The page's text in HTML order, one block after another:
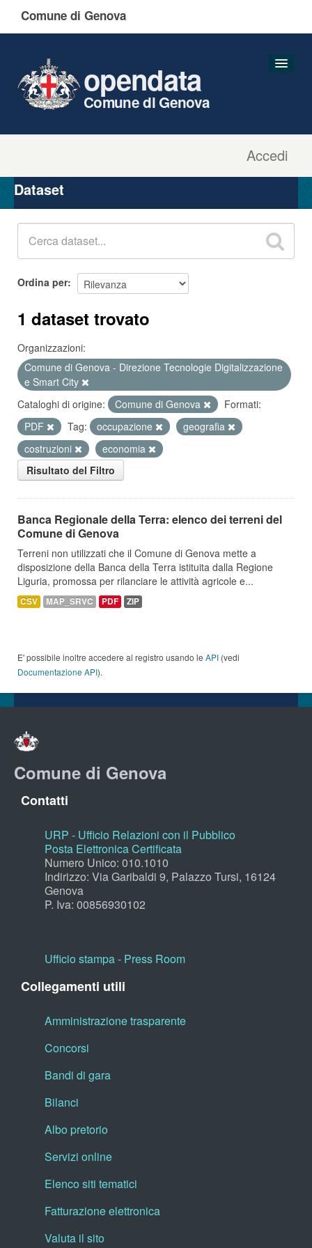
Comune di Genova
Accedi
opendata
Comune di Genova
Organizzazioni
Gruppi
Dataset
Ordina per
1 dataset trovato
Organizzazioni:
Comune di Genova - Direzione Tecnologie Digitalizzazione
e Smart City
Cataloghi di origine:
Comune di Genova
Formati:
PDF
Tag: occupazione
geografia
costruzioni
economia
Risultato del Filtro
Banca Regionale della Terra: elenco dei terreni del
Comune di Genova
Terreni non utilizzati che il Comune di Genova mette a
disposizione della Banca della Terra istituita dalla Regione
Liguria, promossa per rilanciare le attività agricole e...
CSV MAP_SRVC PDF ZIP
E' possibile inoltre accedere al registro usando le API (vedi
Documentazione API).
Comune di Genova
Contatti
URP - Ufficio Relazioni con il Pubblico
Posta Elettronica Certificata
Numero Unico: 010.1010
Indirizzo: Via Garibaldi 9, Palazzo Tursi, 16124
Genova
P. Iva: 00856930102
Ufficio stampa - Press Room
Collegamenti utili
Amministrazione trasparente
Concorsi
Bandi di gara
Bilanci
Albo pretorio
Servizi online
Elenco siti tematici
Fatturazione elettronica
Valuta il sito